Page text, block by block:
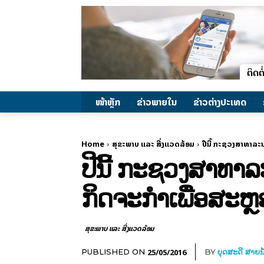
ໜ້າຫຼັກ ຂ່າວພາຍ​ໃນ ຂ່າວຕ່າງປະເທດ
Home ສຸຂະພາບ ແລະ ສີ່ງແວດລ້ອມ ປີນີ້ ກະຊວງສາທາລະ
ປີນີ້ ກະຊວງສາທາ
ກິດຈະກໍາເພື່ອສະຫຼ
ສຸຂະພາບ ແລະ ສີ່ງແວດລ້ອມ
PUBLISHED ON 25/05/2016 BYບຸດສະດີ ສາຍ